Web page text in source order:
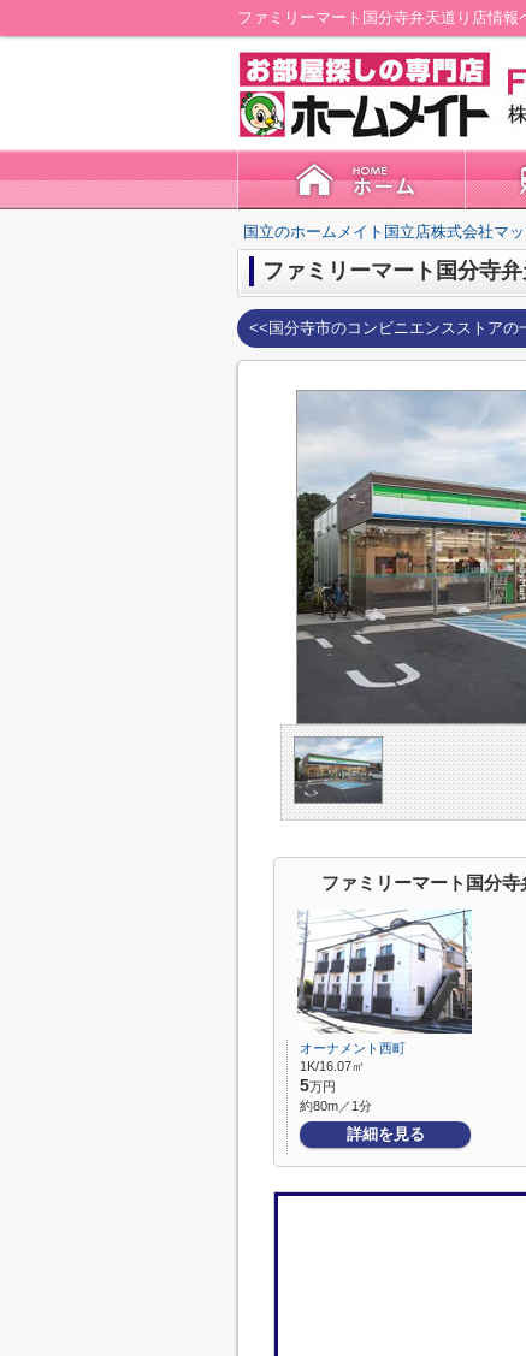
ファミリーマート国分寺弁天道り店情
国立のホームメイト国立店株式会社マ
ファミリーマート国分寺
<<国分寺市のコンビニエンスストアの
ファミリーマート国分
オーナメント西町
1K/16.07㎡
5万円
約80m／1分
詳細を見る